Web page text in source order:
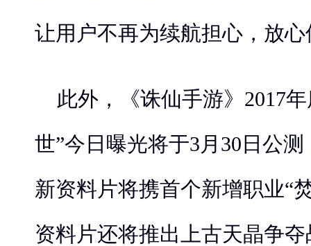
让用户不再为续航担心，放心
此外，《诛仙手游》2017
世”今日曝光将于3月30日公
新资料片将携首个新增职业“
资料片还将推出上古天晶争